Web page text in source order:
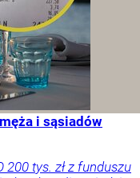
i sąsiadów
200 tys. zł z funduszu